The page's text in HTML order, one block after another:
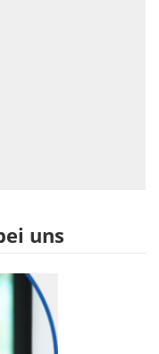
uns